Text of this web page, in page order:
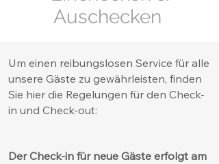
Auschecken
Um einen reibungslosen Service für alle
unsere Gäste zu gewährleisten, finden
Sie hier die Regelungen für den Check-
in und Check-out:
Der Check-in für neue Gäste erfolgt am